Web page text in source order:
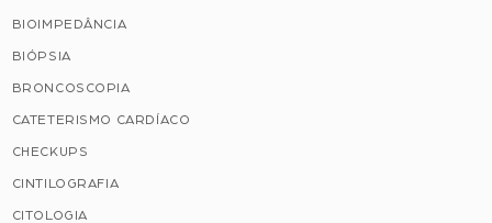
BIOIMPEDÂNCIA
BIÓPSIA
BRONCOSCOPIA
CATETERISMO CARDÍACO
CHECKUPS
CINTILOGRAFIA
CITOLOGIA